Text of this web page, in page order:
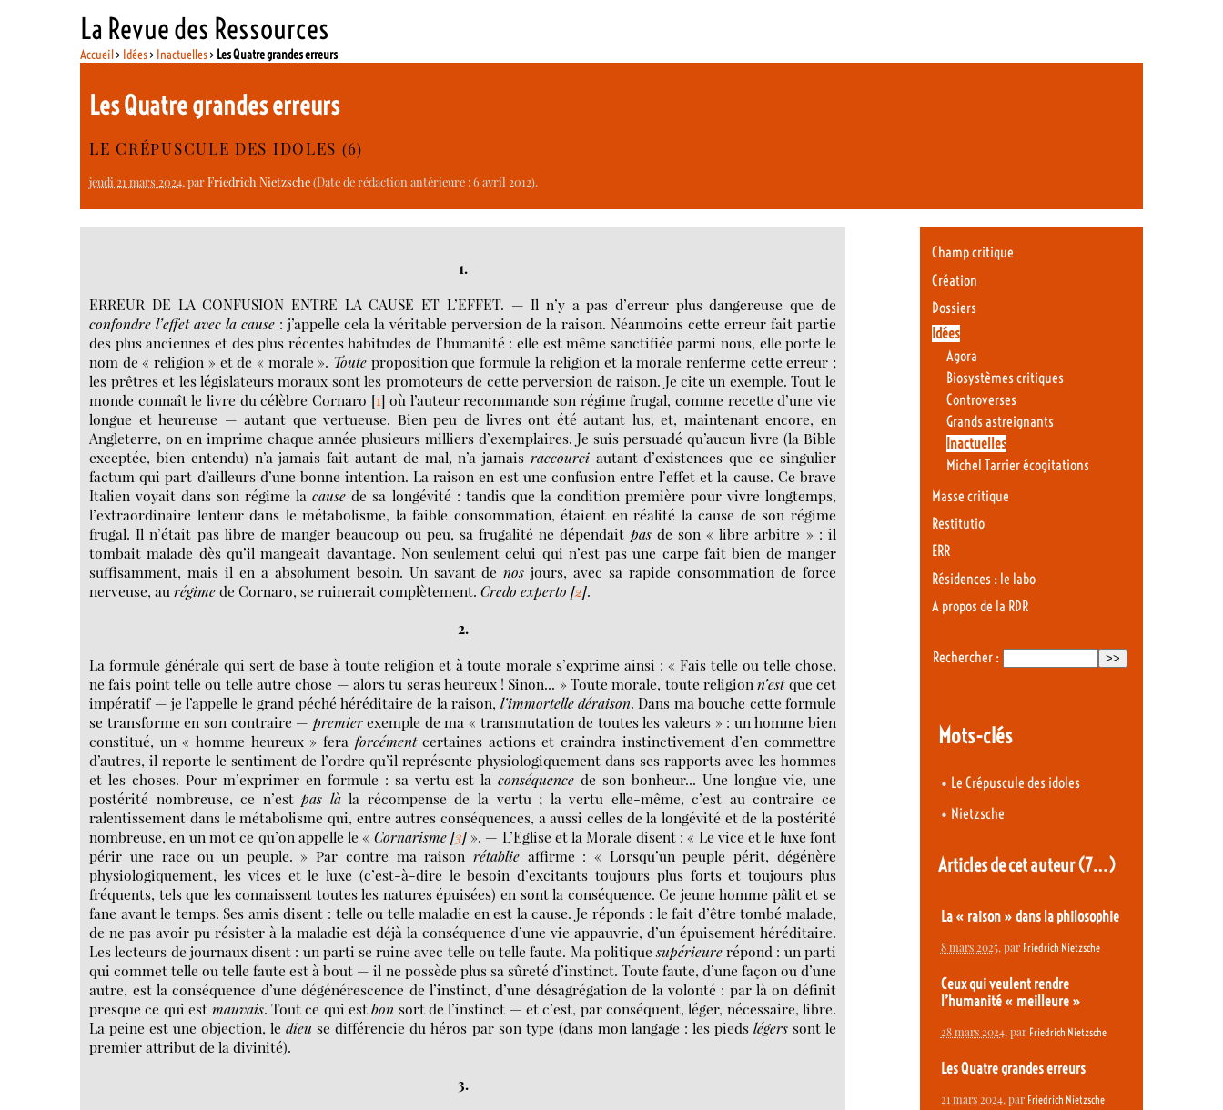
La Revue des Ressources
Accueil> Idées> Inactuelles> Les Quatre grandes erreurs
Les Quatre grandes erreurs
LE CRÉPUSCULE DES IDOLES (6)
jeudi 21 mars 2024, parFriedrich Nietzsche(Date de rédaction antérieure : 6 avril 2012).
1.
ERREUR DE LA CONFUSION ENTRE LA CAUSE ET L’EFFET. — Il n’y a pas d’erreur plus dangereuse que de
confondre l’effet avec la cause : j’appelle cela la véritable perversion de la raison. Néanmoins cette erreur fait partie
des plus anciennes et des plus récentes habitudes de l’humanité : elle est même sanctifiée parmi nous, elle porte le
nom de « religion » et de « morale ». Touteproposition que formule la religion et la morale renferme cette erreur ;
les prêtres et les législateurs moraux sont les promoteurs de cette perversion de raison. Je cite un exemple. Tout le
monde connaît le livre du célèbre Cornaro [1] où l’auteur recommande son régime frugal, comme recette d’une vie
longue et heureuse — autant que vertueuse. Bien peu de livres ont été autant lus, et, maintenant encore, en
Angleterre, on en imprime chaque année plusieurs milliers d’exemplaires. Je suis persuadé qu’aucun livre (la Bible
exceptée, bien entendu) n’a jamais fait autant de mal, n’a jamais raccourciautant d’existences que ce singulier
factum qui part d’ailleurs d’une bonne intention. La raison en est une confusion entre l’effet et la cause. Ce brave
Italien voyait dans son régime lacause de sa longévité : tandis que la condition première pour vivre longtemps,
l’extraordinaire lenteur dans le métabolisme, la faible consommation, étaient en réalité la cause de son régime
frugal. Il n’était pas libre de manger beaucoup ou peu, sa frugalité ne dépendait pasde son « libre arbitre » : il
tombait malade dès qu’il mangeait davantage. Non seulement celui qui n’est pas une carpe fait bien de manger
suffisamment, mais il en a absolument besoin. Un savant denos jours, avec sa rapide consommation de force
nerveuse, aurégimede Cornaro, se ruinerait complètement.Credo experto [2].
2.
La formule générale qui sert de base à toute religion et à toute morale s’exprime ainsi : « Fais telle ou telle chose,
ne fais point telle ou telle autre chose — alors tu seras heureux ! Sinon... » Toute morale, toute religionn’estque cet
impératif — je l’appelle le grand péché héréditaire de la raison, l’immortelle déraison. Dans ma bouche cette formule
se transforme en son contraire — premierexemple de ma « transmutation de toutes les valeurs » : un homme bien
constitué, un « homme heureux » fera forcémentcertaines actions et craindra instinctivement d’en commettre
d’autres, il reporte le sentiment de l’ordre qu’il représente physiologiquement dans ses rapports avec les hommes
et les choses. Pour m’exprimer en formule : sa vertu est laconséquence de son bonheur... Une longue vie, une
postérité nombreuse, ce n’estpas làla récompense de la vertu ; la vertu elle-même, c’est au contraire ce
ralentissement dans le métabolisme qui, entre autres conséquences, a aussi celles de la longévité et de la postérité
nombreuse, en un mot ce qu’on appelle le « Cornarisme[3]». — L’Eglise et la Morale disent : « Le vice et le luxe font
périr une race ou un peuple. » Par contre ma raison rétablieaffirme : « Lorsqu’un peuple périt, dégénère
physiologiquement, les vices et le luxe (c’est-à-dire le besoin d’excitants toujours plus forts et toujours plus
fréquents, tels que les connaissent toutes les natures épuisées) en sont la conséquence. Ce jeune homme pâlit et se
fane avant le temps. Ses amis disent : telle ou telle maladie en est la cause. Je réponds : le fait d’être tombé malade,
de ne pas avoir pu résister à la maladie est déjà la conséquence d’une vie appauvrie, d’un épuisement héréditaire.
Les lecteurs de journaux disent : un parti se ruine avec telle ou telle faute. Ma politiquesupérieurerépond : un parti
qui commet telle ou telle faute est à bout — il ne possède plus sa sûreté d’instinct. Toute faute, d’une façon ou d’une
autre, est la conséquence d’une dégénérescence de l’instinct, d’une désagrégation de la volonté : par là on définit
presque ce qui est mauvais. Tout ce qui estbon sort de l’instinct — et c’est, par conséquent, léger, nécessaire, libre.
La peine est une objection, ledieu se différencie du héros par son type (dans mon langage : les pieds légerssont le
premier attribut de la divinité).
3.
Champ critique
Création
Dossiers
Idées
Agora
Biosystèmes critiques
Controverses
Grands astreignants
Inactuelles
Michel Tarrier écogitations
Masse critique
Restitutio
ERR
Résidences : le labo
A propos de la RDR
Rechercher :
Mots-clés
• Le Crépuscule des idoles
• Nietzsche
Articles de cet auteur(7…)
La « raison » dans la philosophie
8 mars 2025, par Friedrich Nietzsche
Ceux qui veulent rendre
l’humanité « meilleure »
28 mars 2024, par Friedrich Nietzsche
Les Quatre grandes erreurs
21 mars 2024, par Friedrich Nietzsche